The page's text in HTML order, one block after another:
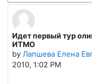
Идет первый тур
ИТМО
by Лапшева Елена
2010, 1:02 PM
Number of replies: 0